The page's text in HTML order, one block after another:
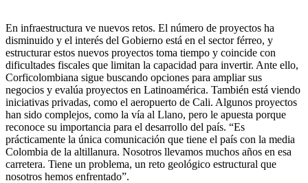
En infraestructura ve nuevos retos. El número de proyectos ha
disminuido y el interés del Gobierno está en el sector férreo, y
estructurar estos nuevos proyectos toma tiempo y coincide con
dificultades fiscales que limitan la capacidad para invertir. Ante ello,
Corficolombiana sigue buscando opciones para ampliar sus
negocios y evalúa proyectos en Latinoamérica. También está viendo
iniciativas privadas, como el aeropuerto de Cali. Algunos proyectos
han sido complejos, como la vía al Llano, pero le apuesta porque
reconoce su importancia para el desarrollo del país. “Es
prácticamente la única comunicación que tiene el país con la media
Colombia de la altillanura. Nosotros llevamos muchos años en esa
carretera. Tiene un problema, un reto geológico estructural que
nosotros hemos enfrentado”.